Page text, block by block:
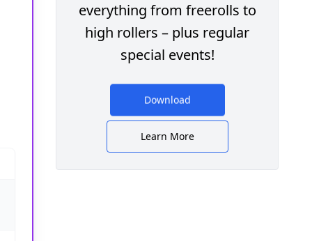
everything from freerolls to
high rollers – plus regular
special events!
Download
Learn More